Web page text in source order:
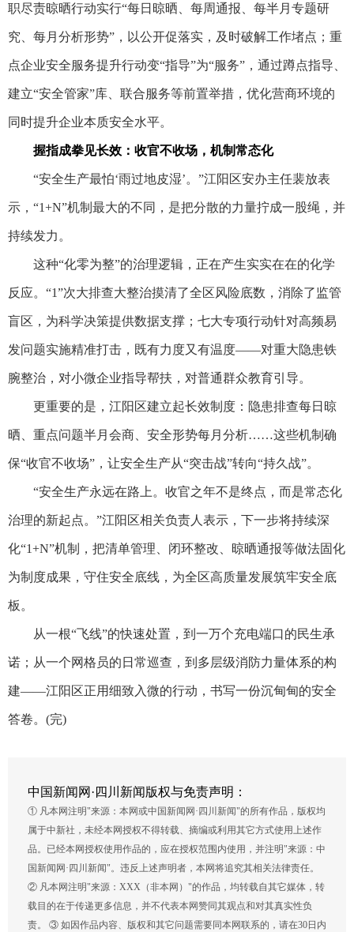
职尽责晾晒行动实行“每日晾晒、每周通报、每半月专题研
究、每月分析形势”，以公开促落实，及时破解工作堵点；重
点企业安全服务提升行动变“指导”为“服务”，通过蹲点指导、
建立“安全管家”库、联合服务等前置举措，优化营商环境的
同时提升企业本质安全水平。
握指成拳见长效：收官不收场，机制常态化
“安全生产最怕‘雨过地皮湿’。”江阳区安办主任裴放表
示，“1+N”机制最大的不同，是把分散的力量拧成一股绳，并
持续发力。
这种“化零为整”的治理逻辑，正在产生实实在在的化学
反应。“1”次大排查大整治摸清了全区风险底数，消除了监管
盲区，为科学决策提供数据支撑；七大专项行动针对高频易
发问题实施精准打击，既有力度又有温度——对重大隐患铁
腕整治，对小微企业指导帮扶，对普通群众教育引导。
更重要的是，江阳区建立起长效制度：隐患排查每日晾
晒、重点问题半月会商、安全形势每月分析……这些机制确
保“收官不收场”，让安全生产从“突击战”转向“持久战”。
“安全生产永远在路上。收官之年不是终点，而是常态化
治理的新起点。”江阳区相关负责人表示，下一步将持续深
化“1+N”机制，把清单管理、闭环整改、晾晒通报等做法固化
为制度成果，守住安全底线，为全区高质量发展筑牢安全底
板。
从一根“飞线”的快速处置，到一万个充电端口的民生承
诺；从一个网格员的日常巡查，到多层级消防力量体系的构
建——江阳区正用细致入微的行动，书写一份沉甸甸的安全
答卷。(完)
中国新闻网·四川新闻版权与免责声明：
① 凡本网注明"来源：本网或中国新闻网·四川新闻"的所有作品，版权均
属于中新社，未经本网授权不得转载、摘编或利用其它方式使用上述作
品。已经本网授权使用作品的，应在授权范围内使用，并注明"来源：中
国新闻网·四川新闻"。违反上述声明者，本网将追究其相关法律责任。
② 凡本网注明"来源：XXX（非本网）"的作品，均转载自其它媒体，转
载目的在于传递更多信息，并不代表本网赞同其观点和对其真实性负
责。 ③ 如因作品内容、版权和其它问题需要同本网联系的，请在30日内